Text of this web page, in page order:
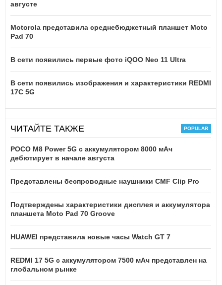
августе
Motorola представила среднебюджетный планшет Moto
Pad 70
В сети появились первые фото iQOO Neo 11 Ultra
В сети появились изображения и характеристики REDMI
17C 5G
ЧИТАЙТЕ ТАКЖЕ
POCO M8 Power 5G с аккумулятором 8000 мАч
дебютирует в начале августа
Представлены беспроводные наушники CMF Clip Pro
Подтверждены характеристики дисплея и аккумулятора
планшета Moto Pad 70 Groove
HUAWEI представила новые часы Watch GT 7
REDMI 17 5G c аккумулятором 7500 мАч представлен на
глобальном рынке